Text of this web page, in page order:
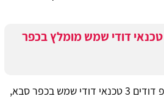
דודי שמש מומלץ בכפר
לאחר שתקבלו מפורטל טופ דודים 3 טכנאי דודי שמש בכפר סבא,